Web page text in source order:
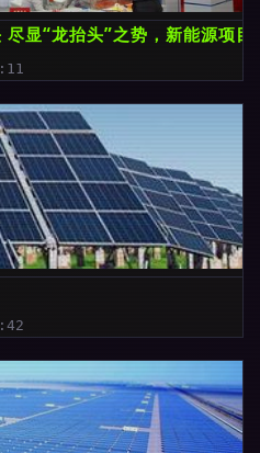
显“龙抬头”之势，新能源项